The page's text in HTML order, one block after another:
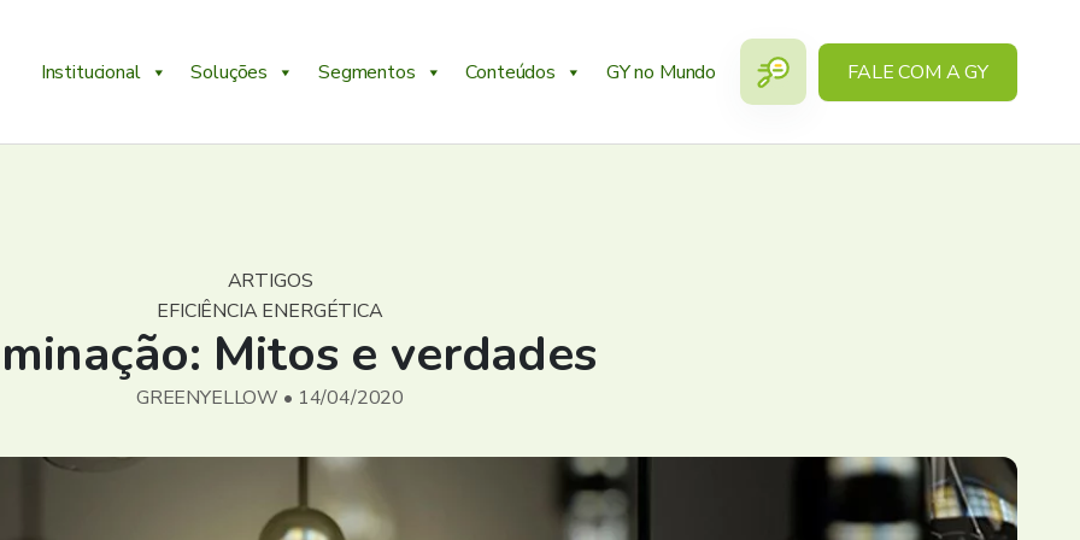
Institucional Soluções Segmentos Conteúdos GY no Mundo FALE COM A GY
ARTIGOS
EFICIÊNCIA ENERGÉTICA
Mitos e verdades
GREENYELLOW • 14/04/2020